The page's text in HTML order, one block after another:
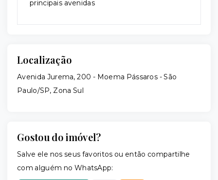
principais avenidas
Localização
Avenida Jurema, 200 - Moema Pássaros - São
Paulo/SP, Zona Sul
Gostou do imóvel?
Salve ele nos seus favoritos ou então compartilhe
com alguém no WhatsApp: